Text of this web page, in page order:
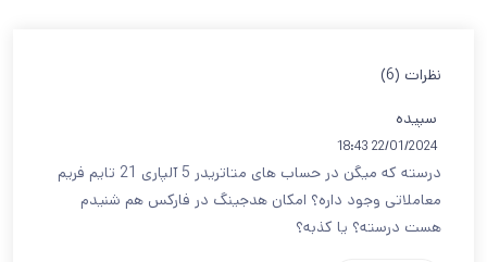
نظرات (6)
سپیده
22/01/2024 18:43
درسته که میگن در حساب های متاتریدر 5 آلپاری 21 تایم فریم
معاملاتی وجود داره؟ امکان هدجینگ در فارکس هم شنیدم
هست درسته؟ یا کذبه؟